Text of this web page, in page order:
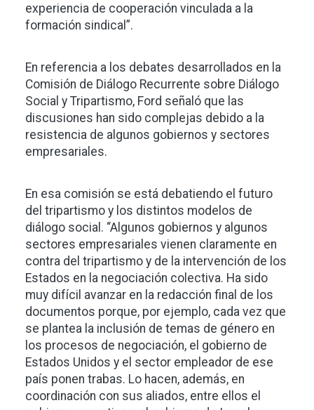
experiencia de cooperación vinculada a la
formación sindical”.
En referencia a los debates desarrollados en la
Comisión de Diálogo Recurrente sobre Diálogo
Social y Tripartismo, Ford señaló que las
discusiones han sido complejas debido a la
resistencia de algunos gobiernos y sectores
empresariales.
En esa comisión se está debatiendo el futuro
del tripartismo y los distintos modelos de
diálogo social. “Algunos gobiernos y algunos
sectores empresariales vienen claramente en
contra del tripartismo y de la intervención de los
Estados en la negociación colectiva. Ha sido
muy difícil avanzar en la redacción final de los
documentos porque, por ejemplo, cada vez que
se plantea la inclusión de temas de género en
los procesos de negociación, el gobierno de
Estados Unidos y el sector empleador de ese
país ponen trabas. Lo hacen, además, en
coordinación con sus aliados, entre ellos el